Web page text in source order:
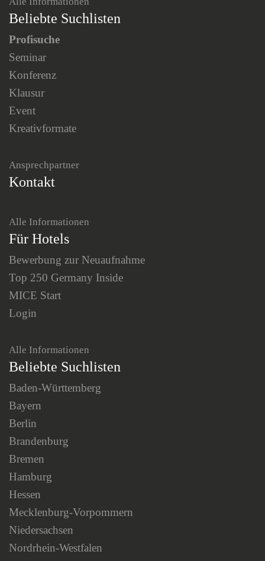
Beliebte Suchlisten
Profisuche
Seminar
Konferenz
Klausur
Event
Kreativformate
Ansprechpartner
Kontakt
Alle Informationen
Für Hotels
Bewerbung zur Neuaufnahme
Top 250 Germany Inside
MICE Start
Login
Alle Informationen
Beliebte Suchlisten
Baden-Württemberg
Bayern
Berlin
Brandenburg
Bremen
Hamburg
Hessen
Mecklenburg-Vorpommern
Niedersachsen
Nordrhein-Westfalen